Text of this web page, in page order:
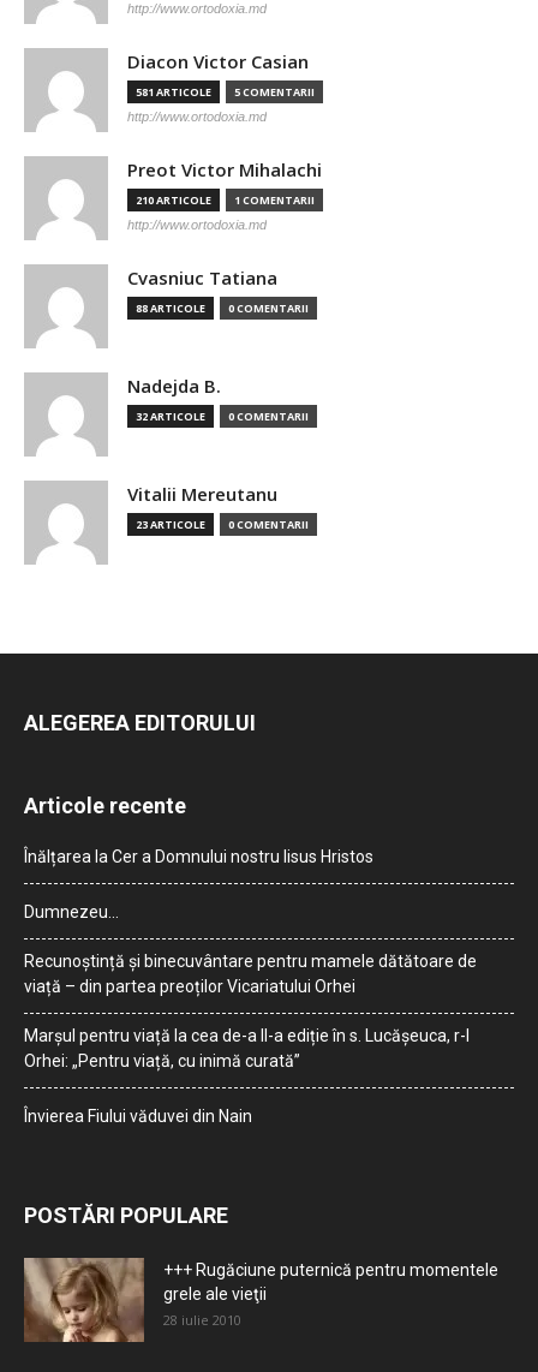
http://www.ortodoxia.md
Diacon Victor Casian
581 ARTICOLE 5 COMENTARII
http://www.ortodoxia.md
Preot Victor Mihalachi
210 ARTICOLE 1 COMENTARII
http://www.ortodoxia.md
Cvasniuc Tatiana
88 ARTICOLE 0 COMENTARII
Nadejda B.
32 ARTICOLE 0 COMENTARII
Vitalii Mereutanu
23 ARTICOLE 0 COMENTARII
ALEGEREA EDITORULUI
Articole recente
Înălțarea la Cer a Domnului nostru Iisus Hristos
Dumnezeu…
Recunoștință și binecuvântare pentru mamele dătătoare de
viață – din partea preoților Vicariatului Orhei
Marșul pentru viață la cea de-a II-a ediție în s. Lucășeuca, r-l
Orhei: „Pentru viață, cu inimă curată”
Învierea Fiului văduvei din Nain
POSTĂRI POPULARE
+++ Rugăciune puternică pentru momentele
grele ale vieţii
28 iulie 2010